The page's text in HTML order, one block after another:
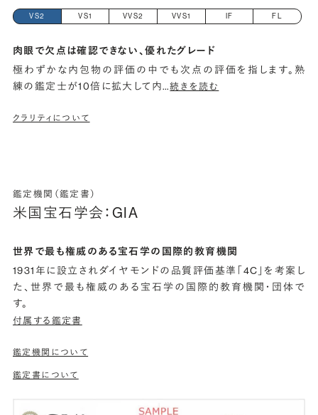
VS2 VS1 VVS2 VVS1 IF FL
肉眼で欠点は確認できない、優れたグレード
極わずかな内包物の評価の中でも次点の評価を指します。熟
練の鑑定士が10倍に拡大して内…続きを読む
クラリティについて
鑑定機関（鑑定書）
米国宝石学会：GIA
世界で最も権威のある宝石学の国際的教育機関
1931年に設立されダイヤモンドの品質評価基準「4C」を考案し
た、世界で最も権威のある宝石学の国際的教育機関・団体で
す。
付属する鑑定書
鑑定機関について
鑑定書について